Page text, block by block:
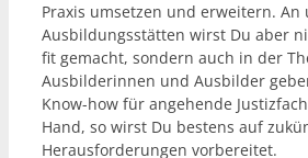
Praxis umsetzen und erweitern. An
Ausbildungsstätten wirst Du aber
fit gemacht, sondern auch in der
Ausbilderinnen und Ausbilder
Know-how für angehende
Hand, so wirst Du bestens auf
Herausforderungen vorbereitet.